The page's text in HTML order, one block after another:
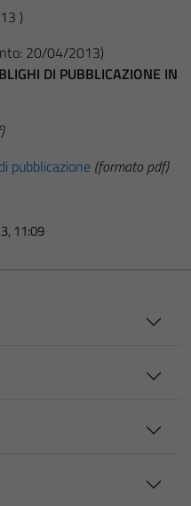
)
20/04/2013)
DI PUBBLICAZIONE IN
pubblicazione (formato pdf)
11:09